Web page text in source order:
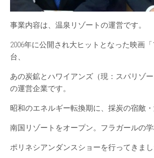
事業内容は、温泉リゾートの運営です。
2006年に公開され大ヒットとなった映画
台、
あの炭鉱とハワイアンズ（現：スパリゾー
の運営企業です。
昭和のエネルギー転換期に、採炭の宿敵
南国リゾートをオープン。フラガールの学
ポリネシアンダンスショーを行ってきまし